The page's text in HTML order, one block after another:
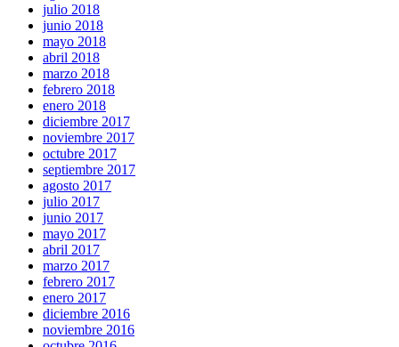
julio 2018
junio 2018
mayo 2018
abril 2018
marzo 2018
febrero 2018
enero 2018
diciembre 2017
noviembre 2017
octubre 2017
septiembre 2017
agosto 2017
julio 2017
junio 2017
mayo 2017
abril 2017
marzo 2017
febrero 2017
enero 2017
diciembre 2016
noviembre 2016